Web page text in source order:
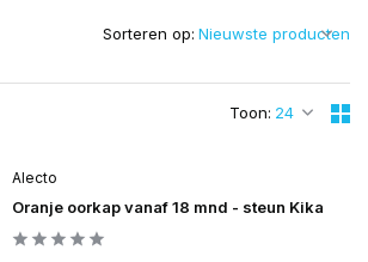
Toon:
Sorteren op:
Alecto
Oranje oorkap vanaf 18 mnd - steun Kika